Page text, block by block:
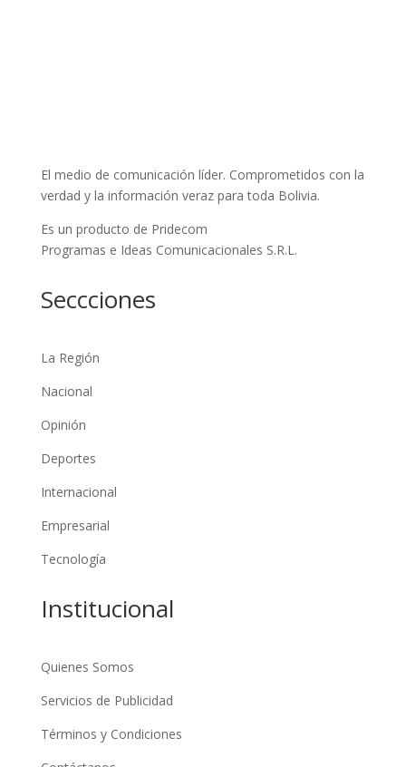
El medio de comunicación líder. Comprometidos con la
verdad y la información veraz para toda Bolivia.
Es un producto de Pridecom
Programas e Ideas Comunicacionales S.R.L.
Seccciones
La Región
Nacional
Opinión
Deportes
Internacional
Empresarial
Tecnología
Institucional
Quienes Somos
Servicios de Publicidad
Términos y Condiciones